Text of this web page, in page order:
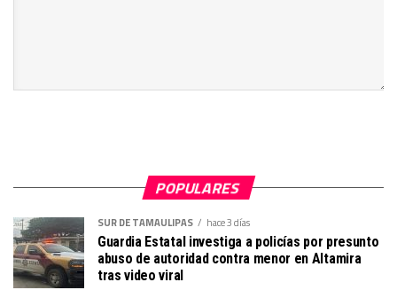
POPULARES
SUR DE TAMAULIPAS hace 3 días
Guardia Estatal investiga a policías por presunto
abuso de autoridad contra menor en Altamira
tras video viral